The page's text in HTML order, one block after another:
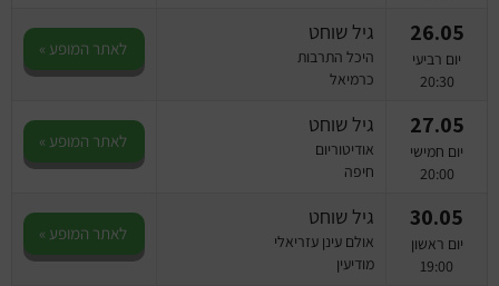
26.05
יום רביעי
20:30
גיל שוחט
היכל התרבות
כרמיאל
לאתר המופע »
27.05
יום חמישי
20:00
גיל שוחט
אודיטוריום
חיפה
לאתר המופע »
30.05
יום ראשון
19:00
גיל שוחט
אולם עינן עזריאלי
מודיעין
לאתר המופע »